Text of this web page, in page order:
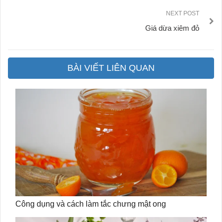
NEXT POST
Giá dừa xiêm đỏ
BÀI VIẾT LIÊN QUAN
Công dụng và cách làm tắc chưng mật ong